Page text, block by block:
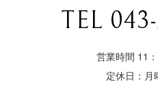
TEL 043-
営業時間 11
定休日：月